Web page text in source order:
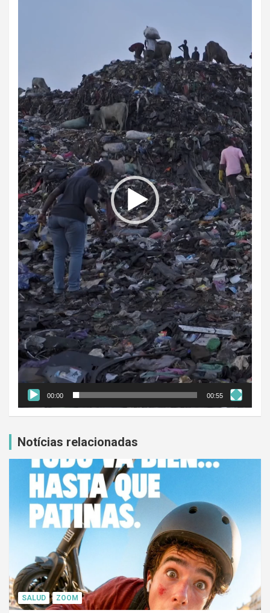
00:00 00:55
Notícias relacionadas
SALUD ZOOM